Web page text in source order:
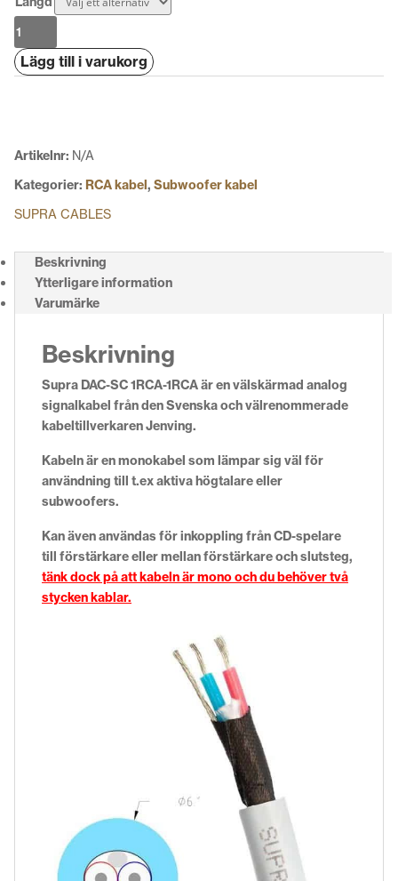
Supra
DAC-
SCLägg till i varukorg
Artikelnr: N/A
Kategorier: RCA kabel, Subwoofer kabel
SUPRA CABLES
Beskrivning
Ytterligare information
Varumärke
Beskrivning
Supra DAC-SC 1RCA-1RCA är en välskärmad analog
signalkabel från den Svenska och välrenommerade
kabeltillverkaren Jenving.
Kabeln är en monokabel som lämpar sig väl för
användning till t.ex aktiva högtalare eller
subwoofers.
Kan även användas för inkoppling från CD-spelare
till förstärkare eller mellan förstärkare och slutsteg,
tänk dock på att kabeln är mono och du behöver två
stycken kablar.